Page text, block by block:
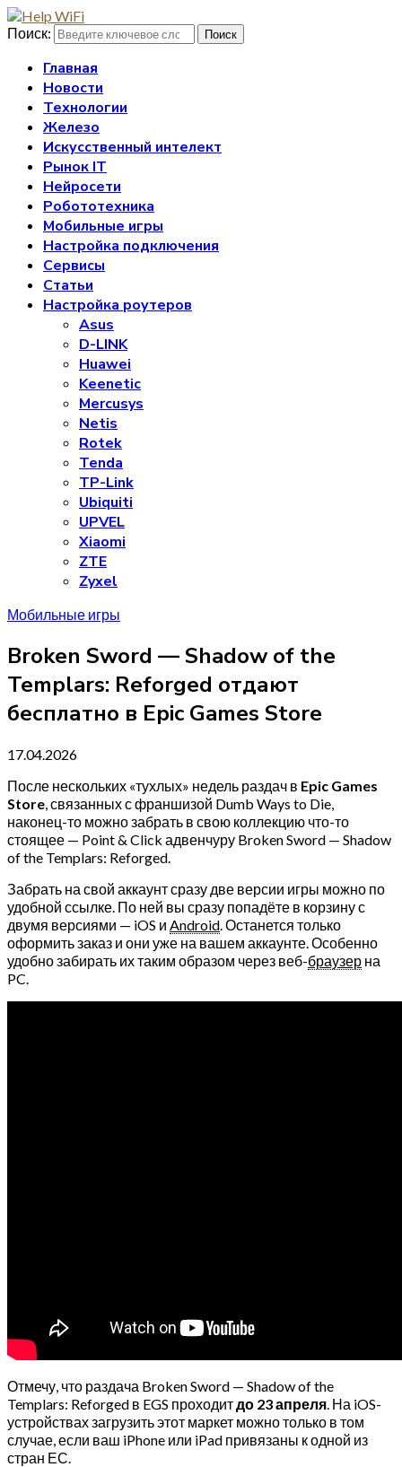
Поиск: Поиск
Главная
Новости
Технологии
Железо
Искусственный интелект
Рынок IT
Нейросети
Робототехника
Мобильные игры
Настройка подключения
Сервисы
Статьи
Настройка роутеров
Asus
D-LINK
Huawei
Keenetic
Mercusys
Netis
Rotek
Tenda
TP-Link
Ubiquiti
UPVEL
Xiaomi
ZTE
Zyxel
Мобильные игры
Broken Sword — Shadow of the
Templars: Reforged отдают
бесплатно в Epic Games Store
17.04.2026
После нескольких «тухлых» недель раздач в Epic Games
Store, связанных с франшизой Dumb Ways to Die,
наконец-то можно забрать в свою коллекцию что-то
стоящее — Point & Click адвенчуру Broken Sword — Shadow
of the Templars: Reforged.
Забрать на свой аккаунт сразу две версии игры можно по
удобной ссылке. По ней вы сразу попадёте в корзину с
двумя версиями — iOS и Android. Останется только
оформить заказ и они уже на вашем аккаунте. Особенно
удобно забирать их таким образом через веб-браузер на
PC.
Отмечу, что раздача Broken Sword — Shadow of the
Templars: Reforged в EGS проходитдо 23 апреля. На iOS-
устройствах загрузить этот маркет можно только в том
случае, если ваш iPhone или iPad привязаны к одной из
стран ЕС.